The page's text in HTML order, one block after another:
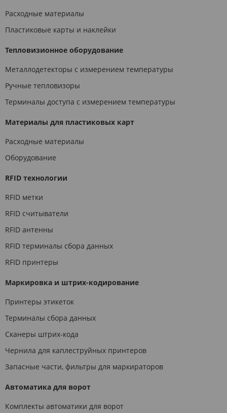
Расходные материалы
Пластиковые карты и наклейки
Тепловизионное оборудование
Металлодетекторы с измерением температуры
Ручные тепловизоры
Терминалы доступа с измерением температуры
Материалы для пластиковых карт
Расходные материалы
Оборудование
RFID технологии
RFID метки
RFID считыватели
RFID антенны
RFID терминалы сбора данных
RFID принтеры
Маркировка и штрих-кодирование
Принтеры этикеток
Терминалы сбора данных
Сканеры штрих-кода
Чернила для каплеструйных принтеров
Запасные части, фильтры для маркираторов
Автоматика для ворот
Комплекты автоматики для ворот